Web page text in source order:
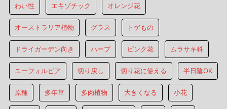
わい性 エキゾチック オレンジ花
オーストラリア植物 グラス トゲもの
ドライガーデン向き ハーブ ピンク花 ムラサキ科
ユーフォルビア 切り戻し 切り花に使える 半日陰OK
原種 多年草 多肉植物 大きくなる 小花